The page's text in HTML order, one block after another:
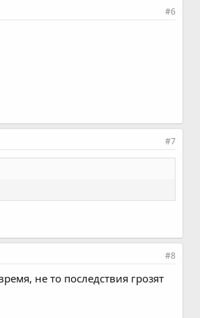
#6
#7
#8
не то последствия грозят